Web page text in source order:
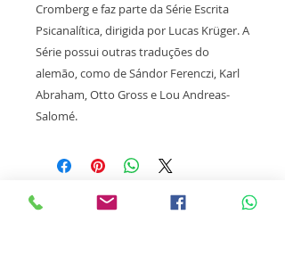
Cromberg e faz parte da Série Escrita
Psicanalítica, dirigida por Lucas Krüger. A
Série possui outras traduções do
alemão, como de Sándor Ferenczi, Karl
Abraham, Otto Gross e Lou Andreas-
Salomé.
Receba nossas novidades